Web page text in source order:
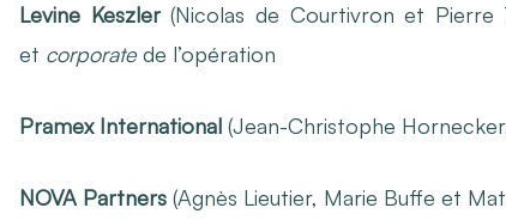
Levine Keszler(Nicolas de Courtivron et Pierre
et corporatede l’opération
Pramex International (Jean-Christophe
NOVA Partners(Agnès Lieutier, Marie Buffe et